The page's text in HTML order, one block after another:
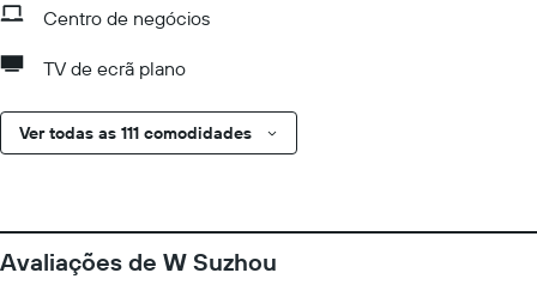
Centro de negócios
TV de ecrã plano
Ver todas as 111 comodidades
Avaliações de W Suzhou